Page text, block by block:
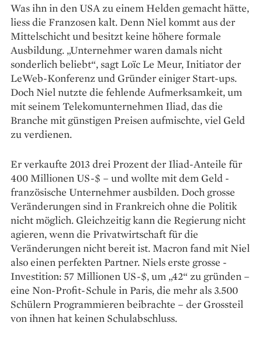
Was ihn in den USA zu einem Helden gemacht hätte,
liess die Franzosen kalt. Denn Niel kommt aus der
Mittelschicht und besitzt keine höhere formale
Ausbildung. „Unternehmer waren damals nicht
sonderlich beliebt“, sagt Loïc Le Meur, Initiator der
LeWeb-Konferenz und Gründer einiger Start-ups.
Doch Niel nutzte die fehlende Aufmerksamkeit, um
mit seinem Telekomunternehmen Iliad, das die
Branche mit günstigen Preisen aufmischte, viel Geld
zu verdienen.
Er verkaufte 2013 drei Prozent der Iliad-Anteile für
400 Millionen US-$ – und wollte mit dem Geld ­
französische Unternehmer ausbilden. Doch grosse
Veränderungen sind in Frankreich ohne die Politik
nicht möglich. Gleich­zeitig kann die Regierung nicht
agieren, wenn die Privatwirtschaft für die
Veränderungen nicht bereit ist. Macron fand mit Niel
also einen perfekten Partner. Niels erste grosse ­
Investition: 57 Millionen US-$, um „42“ zu gründen –
eine Non-Profit-Schule in Paris, die mehr als 3.500
Schülern Programmieren beibrachte – der Grossteil
von ihnen hat keinen Schulabschluss.